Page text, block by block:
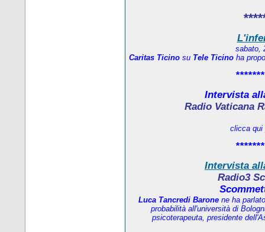
sabato,
Caritas Ticinosu Tele Ticinoha
Intervista
Radio Vaticana
clicca
Intervista
Radio3
Luca Tancredi Barone ne ha
probabilità all'università di
psicoterapeuta, presidente